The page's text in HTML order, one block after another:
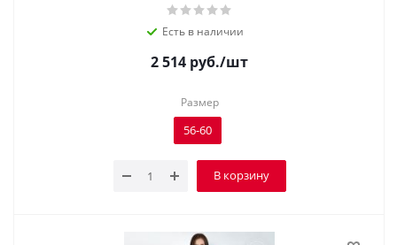
Есть в наличии
2 514 руб./шт
Размер
56-60
В корзину